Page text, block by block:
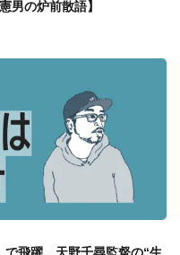
男の炉前散語】